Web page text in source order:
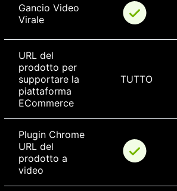
Gancio Video
Virale
URL del
prodotto per
supportare la
piattaforma
ECommerce
TUTTO
Plugin Chrome
URL del
prodotto a
video